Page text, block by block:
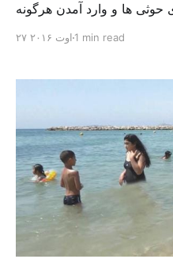
ها و وارد آمدن هرگونه
ادعا کرد که موشک بالستیک
۲۷ اوت ۲۰۱۶ 1 min read